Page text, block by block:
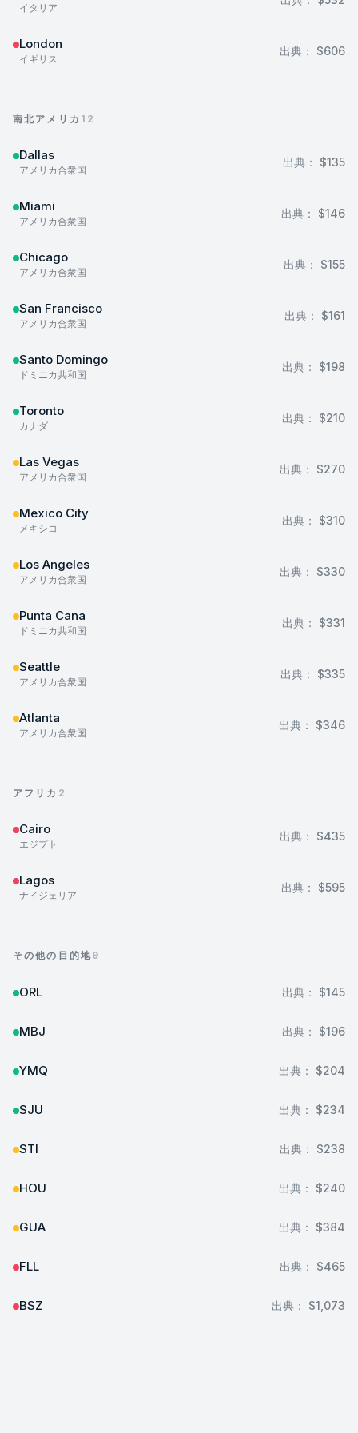
イタリア
London
イギリス
出典： $606
南北アメリカ 12
Dallas
アメリカ合衆国
出典： $135
Miami
アメリカ合衆国
出典： $146
Chicago
アメリカ合衆国
出典： $155
San Francisco
アメリカ合衆国
出典： $161
Santo Domingo
ドミニカ共和国
出典： $198
Toronto
カナダ
出典： $210
Las Vegas
アメリカ合衆国
出典： $270
Mexico City
メキシコ
出典： $310
Los Angeles
アメリカ合衆国
出典： $330
Punta Cana
ドミニカ共和国
出典： $331
Seattle
アメリカ合衆国
出典： $335
Atlanta
アメリカ合衆国
出典： $346
アフリカ 2
Cairo
エジプト
出典： $435
Lagos
ナイジェリア
出典： $595
その他の目的地9
ORL 出典： $145
MBJ 出典： $196
YMQ 出典： $204
SJU 出典： $234
STI 出典： $238
HOU 出典： $240
GUA 出典： $384
FLL 出典： $465
BSZ 出典： $1,073